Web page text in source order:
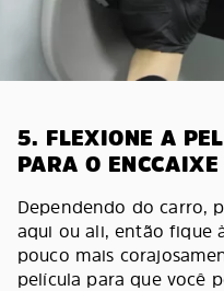
5. FLEXIONE A
PARA O ENCCAIXE
Dependendo do carro,
aqui ou ali, então fique
pouco mais
película para que você